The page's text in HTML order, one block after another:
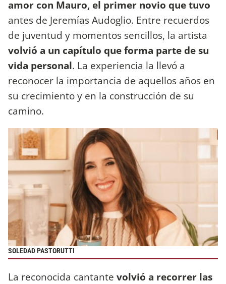
amor con Mauro, el primer novio que tuvo
antes de Jeremías Audoglio. Entre recuerdos
de juventud y momentos sencillos, la artista
volvió a un capítulo que forma parte de su
vida personal. La experiencia la llevó a
reconocer la importancia de aquellos años en
su crecimiento y en la construcción de su
camino.
SOLEDAD PASTORUTTI
La reconocida cantante volvió a recorrer las